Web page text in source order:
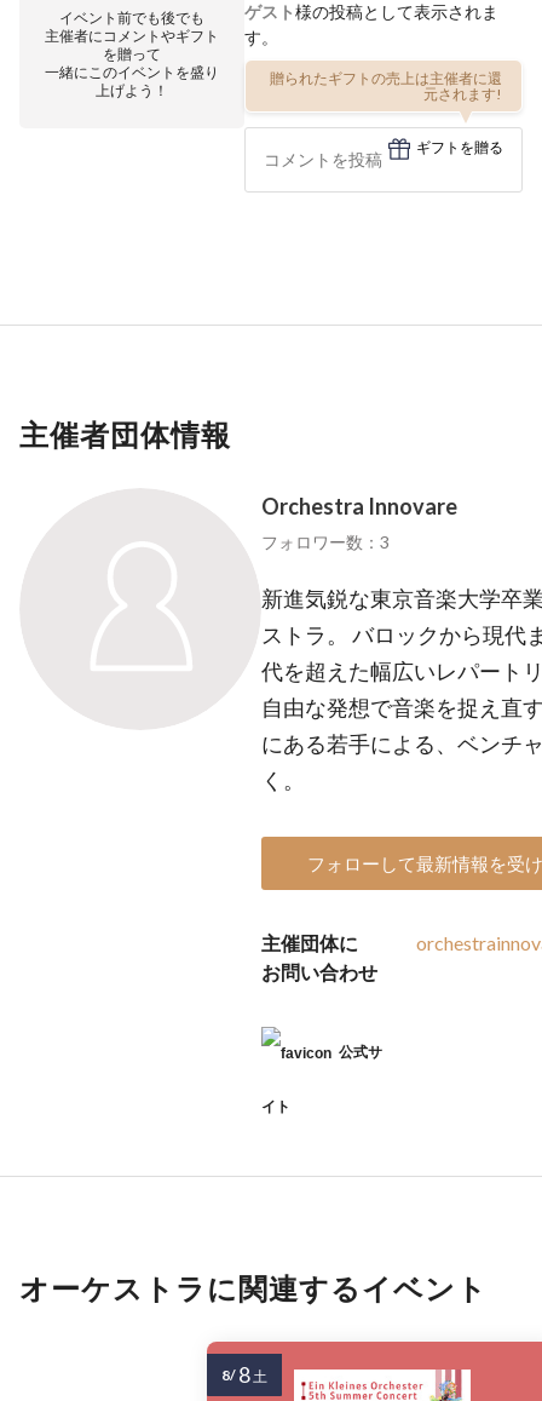
イベント前でも後でも
主催者にコメントやギフト
を贈って
一緒にこのイベントを盛り
上げよう！
ゲスト様の投稿として表示されま
す。
贈られたギフトの売上は主催者に還
元されます!
ギフトを贈る
主催者団体情報
Orchestra Innovare
フォロワー数：3
新進気鋭な東京音楽大学卒
ストラ。 バロックから現代
代を超えた幅広いレパート
自由な発想で音楽を捉え直
にある若手による、ベンチ
く。
フォローして最新情報を受
主催団体に
お問い合わせ
公式サ
イト
オーケストラに関連するイベント
8/ 8土